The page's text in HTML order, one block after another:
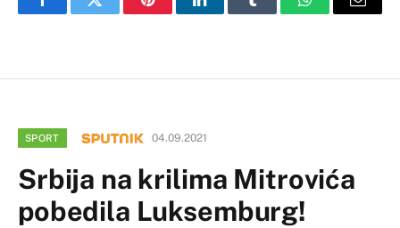
FacebookTwitter PinterestLinkedInTumblr WhatsAppEmail
SPORT 04.09.2021
Srbija na krilima Mitrovića
pobedila Luksemburg!